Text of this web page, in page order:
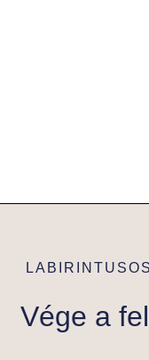
Vége a